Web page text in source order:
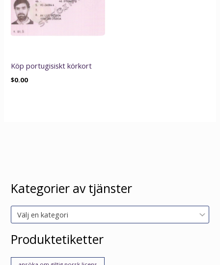
Köp portugisiskt körkort
$0.00
Kategorier av tjänster
Välj en kategori
Produktetiketter